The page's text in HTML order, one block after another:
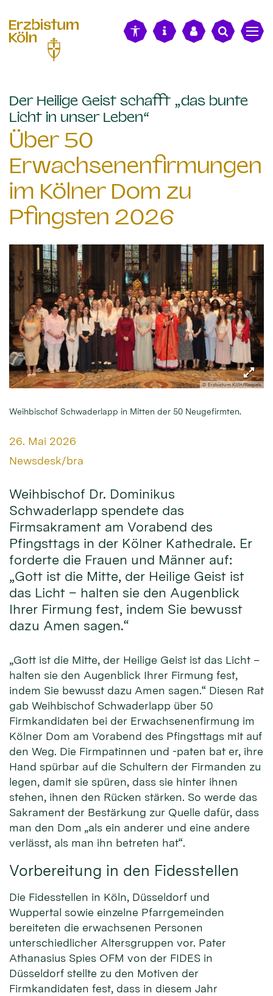
Der Heilige Geist schafft „das bunte
Licht in unser Leben“
Über 50
Erwachsenenfirmungen
im Kölner Dom zu
Pfingsten 2026
© Erzbistum Köln/Raspels
Weihbischof Schwaderlapp in Mitten der 50 Neugefirmten.
Datum:
26. Mai 2026
Von:
Newsdesk/bra
Weihbischof Dr. Dominikus
Schwaderlapp spendete das
Firmsakrament am Vorabend des
Pfingsttags in der Kölner Kathedrale. Er
forderte die Frauen und Männer auf:
„Gott ist die Mitte, der Heilige Geist ist
das Licht – halten sie den Augenblick
Ihrer Firmung fest, indem Sie bewusst
dazu Amen sagen.“
„Gott ist die Mitte, der Heilige Geist ist das Licht –
halten sie den Augenblick Ihrer Firmung fest,
indem Sie bewusst dazu Amen sagen.“ Diesen Rat
gab Weihbischof Schwaderlapp über 50
Firmkandidaten bei der Erwachsenenfirmung im
Kölner Dom am Vorabend des Pfingsttags mit auf
den Weg. Die Firmpatinnen und -paten bat er, ihre
Hand spürbar auf die Schultern der Firmanden zu
legen, damit sie spüren, dass sie hinter ihnen
stehen, ihnen den Rücken stärken. So werde das
Sakrament der Bestärkung zur Quelle dafür, dass
man den Dom „als ein anderer und eine andere
verlässt, als man ihn betreten hat“.
Vorbereitung in den Fidesstellen
Die Fidesstellen in Köln, Düsseldorf und
Wuppertal sowie einzelne Pfarrgemeinden
bereiteten die erwachsenen Personen
unterschiedlicher Altersgruppen vor. Pater
Athanasius Spies OFM von der FIDES in
Düsseldorf stellte zu den Motiven der
Firmkandidaten fest, dass in diesem Jahr